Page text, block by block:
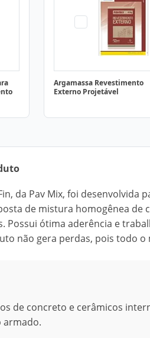
Argamassa Revestimento
Externo Projetável
da Pav Mix, foi
de mistura homogênea
Possui ótima aderência e
não gera perdas, pois todo
de concreto e cerâmicos
armado.